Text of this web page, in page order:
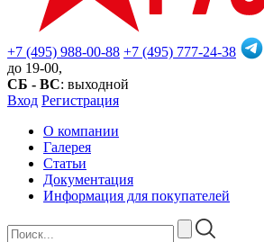
+7 (495) 988-00-88 +7 (495) 777-24-38
до 19-00,
СБ - ВС: выходной
Вход Регистрация
О компании
Галерея
Статьи
Документация
Информация для покупателей